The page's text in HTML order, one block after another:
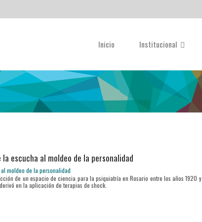
Inicio Institucional
escucha al moldeo de la personalidad
de un espacio de ciencia para la psiquiatría en Rosario entre los años 1920 y
en la aplicación de terapias de shock.